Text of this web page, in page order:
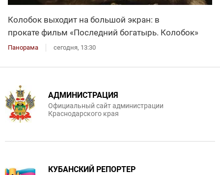
Колобок выходит на большой экран: в
прокате фильм «Последний богатырь. Колобок»
Панорама сегодня, 13:30
АДМИНИСТРАЦИЯ
Официальный сайт администрации
Краснодарского края
КУБАНСКИЙ РЕПОРТЕР